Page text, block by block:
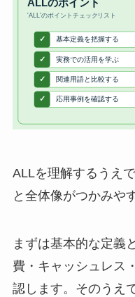
ALLを理解するうえ
と全体像がつかみや
まずは基本的な定義
費・キャッシュレス
認します。そのうえ